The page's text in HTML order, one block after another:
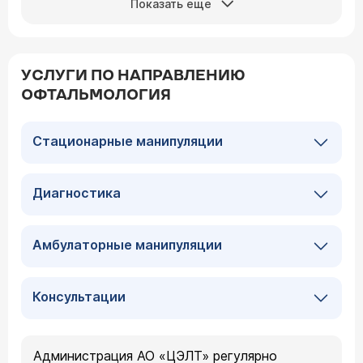
Показать еще
УСЛУГИ ПО НАПРАВЛЕНИЮ
ОФТАЛЬМОЛОГИЯ
Стационарные манипуляции
Диагностика
Амбулаторные манипуляции
Консультации
Администрация АО «ЦЭЛТ» регулярно